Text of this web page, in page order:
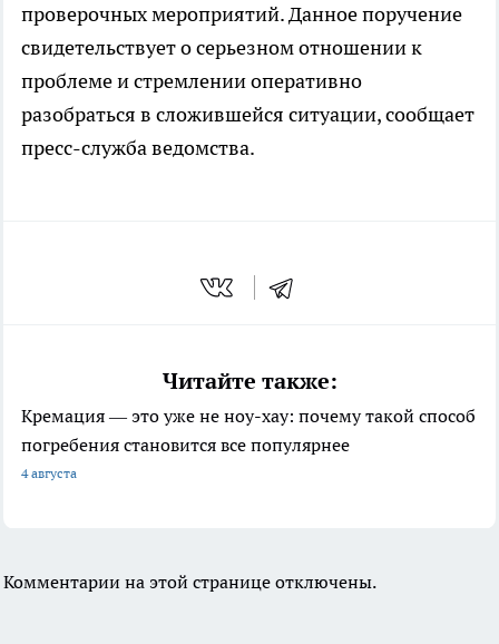
проверочных мероприятий. Данное поручение
свидетельствует о серьезном отношении к
проблеме и стремлении оперативно
разобраться в сложившейся ситуации, сообщает
пресс-служба ведомства.
Читайте также:
Кремация — это уже не ноу-хау: почему такой способ
погребения становится все популярнее
4 августа
Комментарии на этой странице отключены.